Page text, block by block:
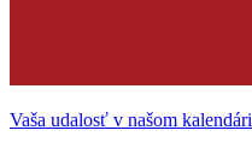
Vaša udalosť v našom kalendári